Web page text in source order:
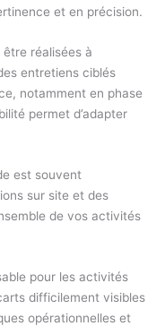
et en précision.
réalisées à
entretiens ciblés
notamment en phase
permet d’adapter
est souvent
sur site et des
de vos activités
pour les activités
difficilement visibles
opérationnelles et